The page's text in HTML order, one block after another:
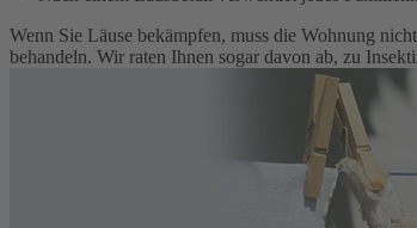
Wenn Sie Läuse bekämpfen, muss die Wohnung
behandeln. Wir raten Ihnen sogar davon ab, zu